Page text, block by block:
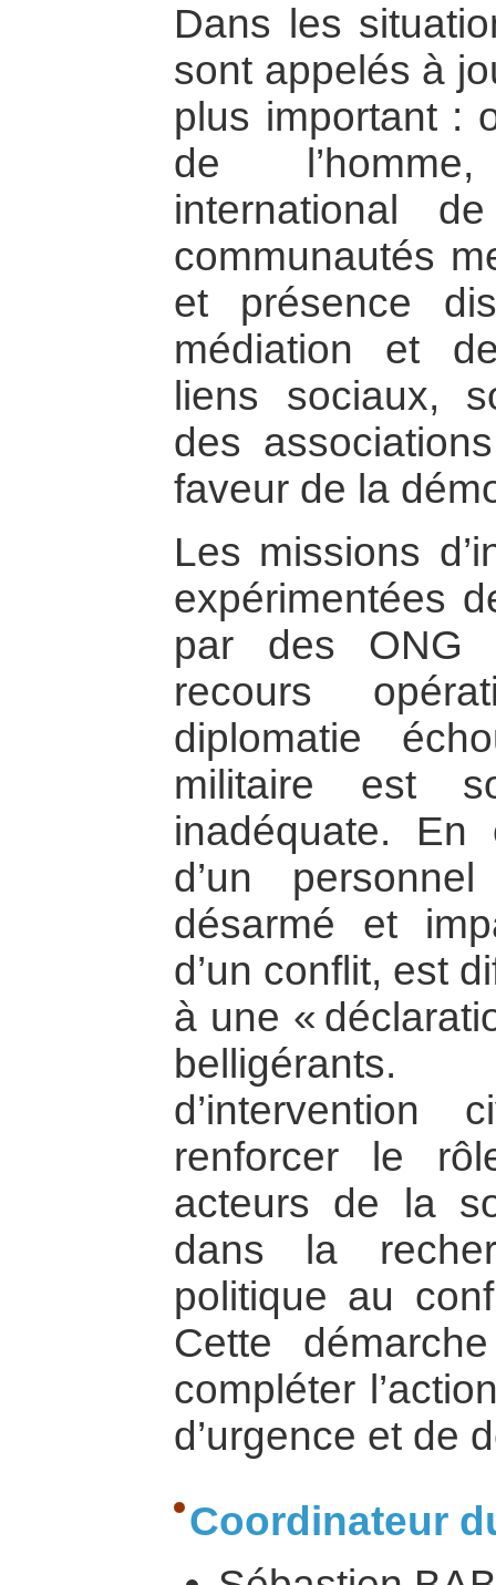
Dans les
sont appelés à
plus important :
de l’homme,
international
communautés
et présence
médiation et
liens sociaux,
des
faveur de la
Les missions
expérimentées
par des ONG
recours
diplomatie
militaire est
inadéquate. En
d’un
désarmé et
d’un conflit, est
à une «
d’intervention
renforcer le
acteurs de la
dans la
politique au
Cette
compléter
d’urgence et de
Coordinateur